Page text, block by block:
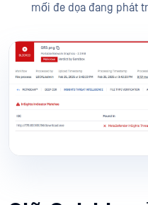
mối đe dọa đang phát